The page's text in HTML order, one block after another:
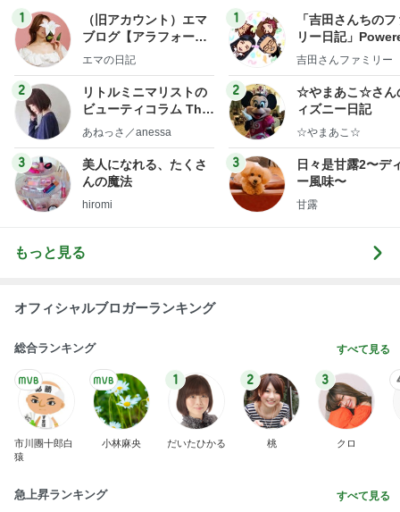
1
（旧アカウント）エマ
ブログ【アラフォー会
社売却セカンドライ
エマの日記
2
リトルミニマリストの
ビューティコラム The
little minimalist's bea
あねっさ／anessa
3
美人になれる、たくさ
んの魔法
hiromi
1
「吉田さんちの
リー日記」
y Ameba 吉田さ
ログ
吉田さんファミリー
2
☆やまあこ☆さん
ィズニー日記
☆やまあこ☆
3
日々是甘露2〜デ
ー風味〜
甘露
もっと見る
オフィシャルブロガーランキング
総合ランキング すべて見る
市川團十郎白
猿
小林麻央
1
だいたひかる
2
桃
3
クロ
急上昇ランキング すべて見る